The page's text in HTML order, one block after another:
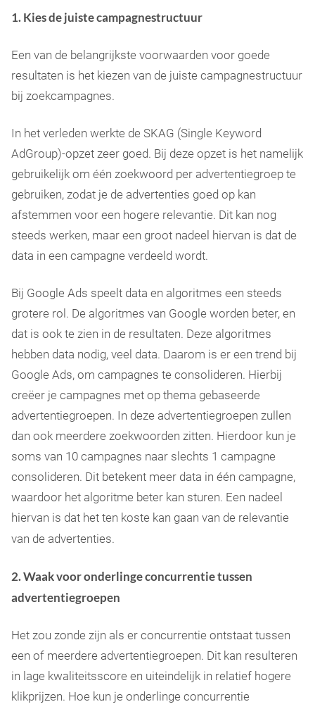
1. Kies de juiste campagnestructuur
Een van de belangrijkste voorwaarden voor goede
resultaten is het kiezen van de juiste campagnestructuur
bij zoekcampagnes.
In het verleden werkte de SKAG (Single Keyword
AdGroup)-opzet zeer goed. Bij deze opzet is het namelijk
gebruikelijk om één zoekwoord per advertentiegroep te
gebruiken, zodat je de advertenties goed op kan
afstemmen voor een hogere relevantie. Dit kan nog
steeds werken, maar een groot nadeel hiervan is dat de
data in een campagne verdeeld wordt.
Bij Google Ads speelt data en algoritmes een steeds
grotere rol. De algoritmes van Google worden beter, en
dat is ook te zien in de resultaten. Deze algoritmes
hebben data nodig, veel data. Daarom is er een trend bij
Google Ads, om campagnes te consolideren. Hierbij
creëer je campagnes met op thema gebaseerde
advertentiegroepen. In deze advertentiegroepen zullen
dan ook meerdere zoekwoorden zitten. Hierdoor kun je
soms van 10 campagnes naar slechts 1 campagne
consolideren. Dit betekent meer data in één campagne,
waardoor het algoritme beter kan sturen. Een nadeel
hiervan is dat het ten koste kan gaan van de relevantie
van de advertenties.
2. Waak voor onderlinge concurrentie tussen
advertentiegroepen
Het zou zonde zijn als er concurrentie ontstaat tussen
een of meerdere advertentiegroepen. Dit kan resulteren
in lage kwaliteitsscore en uiteindelijk in relatief hogere
klikprijzen. Hoe kun je onderlinge concurrentie